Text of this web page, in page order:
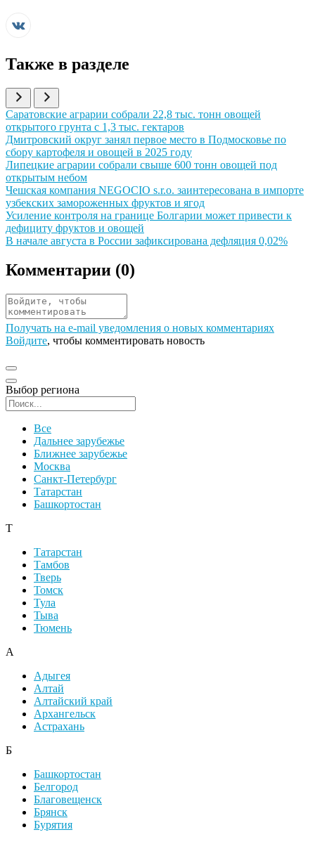
Также в разделе
Иллюстрация новости
Саратовские аграрии собрали 22,8 тыс. тонн овощей
открытого грунта с 1,3 тыс. гектаров
Иллюстрация новости
Дмитровский округ занял первое место в Подмосковье по
сбору картофеля и овощей в 2025 году
Иллюстрация новости
Липецкие аграрии собрали свыше 600 тонн овощей под
открытым небом
Иллюстрация новости
Чешская компания NEGOCIO s.r.o. заинтересована в импорте
узбекских замороженных фруктов и ягод
Иллюстрация новости
Усиление контроля на границе Болгарии может привести к
дефициту фруктов и овощей
Иллюстрация новости
В начале августа в России зафиксирована дефляция 0,02%
Комментарии (0)
Получать на e‑mail уведомления о новых комментариях
Войдите, чтобы комментировать новость
Выбор региона
Все
Дальнее зарубежье
Ближнее зарубежье
Москва
Санкт-Петербург
Татарстан
Башкортостан
Т
Татарстан
Тамбов
Тверь
Томск
Тула
Тыва
Тюмень
А
Адыгея
Алтай
Алтайский край
Архангельск
Астрахань
Б
Башкортостан
Белгород
Благовещенск
Брянск
Бурятия